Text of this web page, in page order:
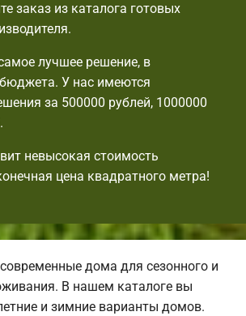
заказ из каталога готовых
лучшее решение, в
У нас имеются
за 500000 рублей, 1000000
невысокая стоимость
цена квадратного метра!
дома для сезонного и
В нашем каталоге вы
и зимние варианты домов.